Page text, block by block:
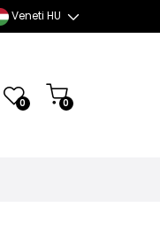
Veneti HU
0 0